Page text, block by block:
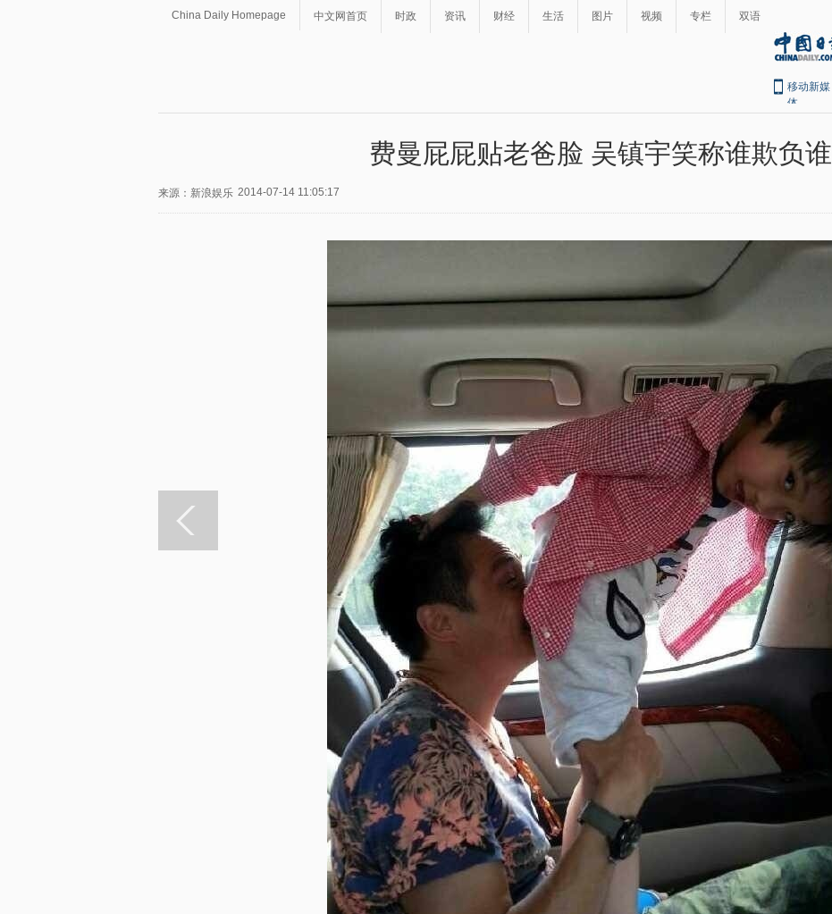
China Daily Homepage 中文网首页 时政 资讯 财经 生活 图片 视频 专栏 双语
移动新媒
体
费曼屁屁贴老爸脸 吴镇宇笑称谁欺负谁
来源：新浪娱乐 2014-07-14 11:05:17